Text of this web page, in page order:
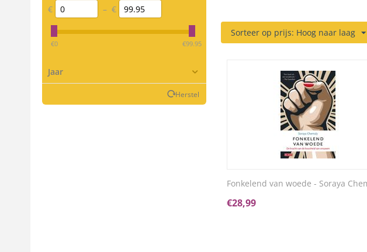
€ – €
‎€0 ‎€99.95
Jaar
Herstel
Sorteer op prijs: Hoog naar laag
Fonkelend van woede - Soraya
€28,99